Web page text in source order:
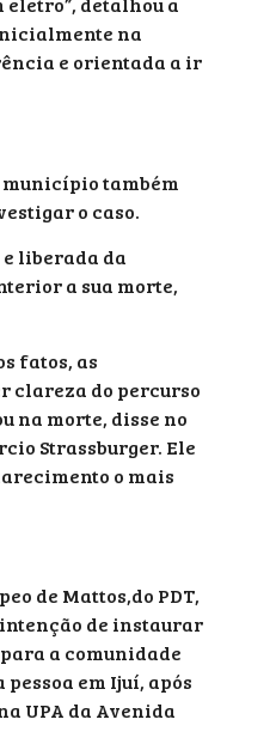
na
e orientada a ir
município também
o caso.
liberada da
a sua morte,
fatos, as
clareza do percurso
na morte, disse no
Strassburger. Ele
o mais
de Mattos,do PDT,
de instaurar
a comunidade
em Ijuí, após
UPA da Avenida